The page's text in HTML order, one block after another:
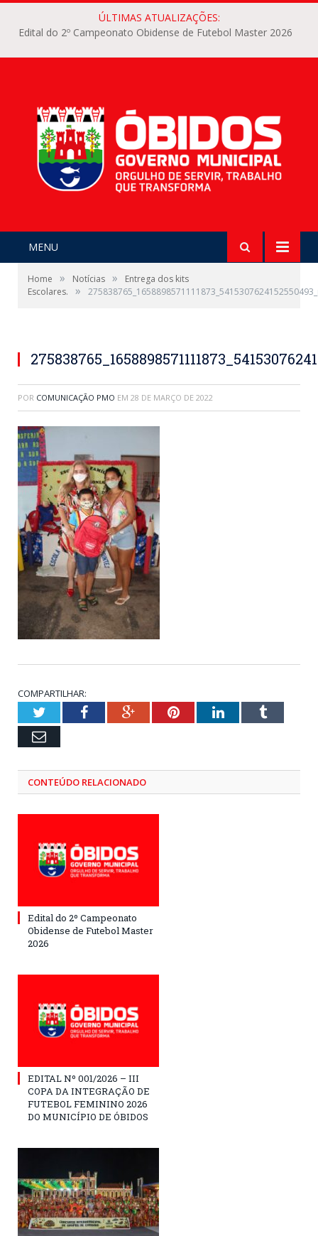
ÚLTIMAS ATUALIZAÇÕES:
Edital do 2º Campeonato Obidense de Futebol Master 2026
MENU
Home » Notícias »
Entrega dos kits
Escolares.
»
POR COMUNICAÇÃO PMO EM 28 DE MARÇO DE 2022
COMPARTILHAR:
TwitterFacebookGoogle+PinterestLinkedInTumblr
Email
CONTEÚDO RELACIONADO
Edital do 2º Campeonato
Obidense de Futebol Master
2026
EDITAL Nº 001/2026 – III
COPA DA INTEGRAÇÃO DE
FUTEBOL FEMININO 2026
DO MUNICÍPIO DE ÓBIDOS